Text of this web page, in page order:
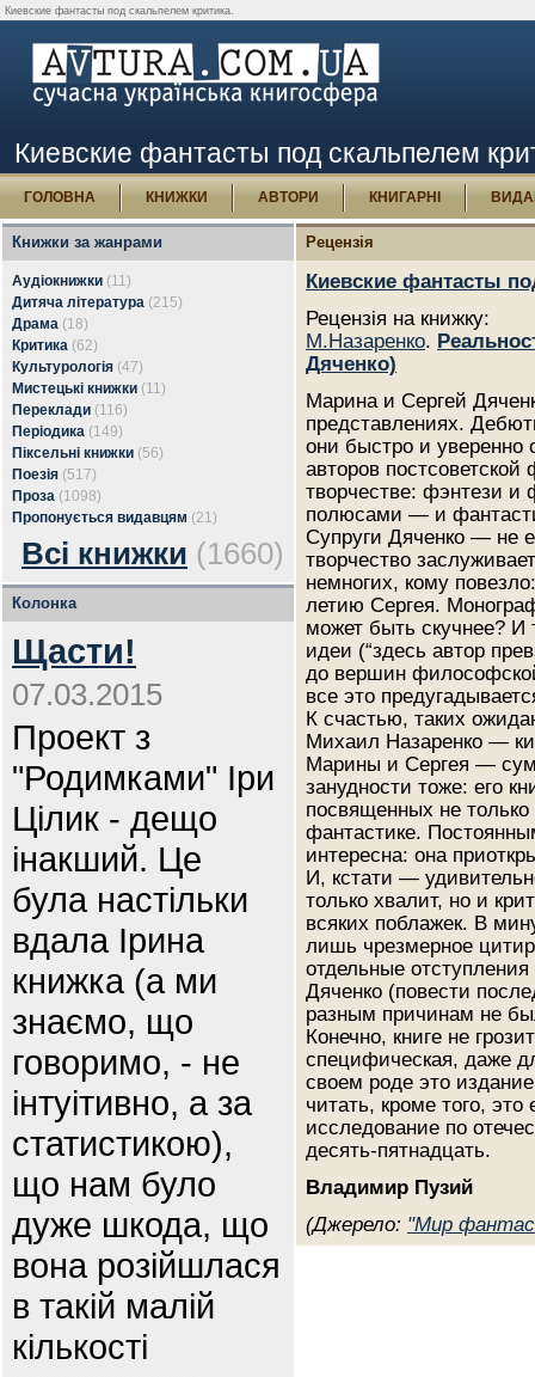
Киевские фантасты под скальпелем критика.
Киевские фантасты под скальпелем
ГОЛОВНА КНИЖКИ АВТОРИ КНИГАРНІ
Книжки за жанрами
Аудіокнижки (11)
Дитяча література (215)
Драма (18)
Критика (62)
Культурологія (47)
Мистецькі книжки (11)
Переклади (116)
Періодика (149)
Піксельні книжки (56)
Поезія (517)
Проза (1098)
Пропонується видавцям (21)
Всі книжки (1660)
Колонка
Щасти!
07.03.2015
Проект з
"Родимками" Іри
Цілик - дещо
інакший. Це
була настільки
вдала Ірина
книжка (а ми
знаємо, що
говоримо, - не
інтуітивно, а за
статистикою),
що нам було
дуже шкода, що
вона розійшлася
в такій малій
кількості
Рецензія
Киевские фантасты
Рецензія на книжку:
М.Назаренко.
Дяченко)
Марина и Сергей
представлениях.
они быстро и уверенно
авторов
творчестве: фэнтези и
полюсами — и
Супруги Дяченко — не
творчество
немногих, кому
летию Сергея.
может быть скучнее? И
идеи (“здесь автор
до вершин
все это
К счастью, таких
Михаил Назаренко —
Марины и Сергея —
занудности тоже: его
посвященных не
фантастике.
интересна: она
И, кстати —
только хвалит, но и
всяких поблажек. В
лишь чрезмерное
отдельные
Дяченко (повести
разным причинам не
Конечно, книге не
специфическая, даже
своем роде это
читать, кроме того,
исследование по
десять-пятнадцать.
Владимир Пузий
(Джерело: "Мир